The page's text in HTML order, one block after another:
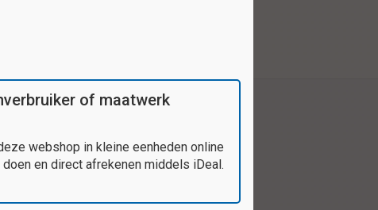
of maatwerk
webshop in kleine eenheden online
doen en direct afrekenen middels iDeal.